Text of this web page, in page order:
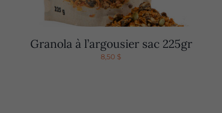
Granola à l’argousier sac 225gr
8,50 $